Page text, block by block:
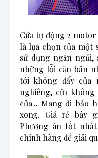
Cửa tự động 2
là lựa chọn của một
sử dụng ngắn ngủi,
những lỗi căn bản
tới không đẩy cửa
nghiêng, cửa
cửa... Mang đi bảo
xong. Giá rẻ bây
Phương án tốt
chính hãng để giải